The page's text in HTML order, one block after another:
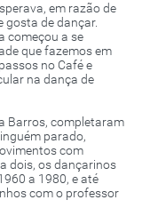
em razão de
gosta de dançar.
começou a se
que fazemos em
no Café e
na dança de
Barros, completaram
parado,
com
dois, os dançarinos
a 1980, e até
com o professor